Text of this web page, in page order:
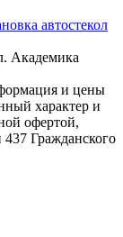
Академика
и цены
характер и
офертой,
Гражданского